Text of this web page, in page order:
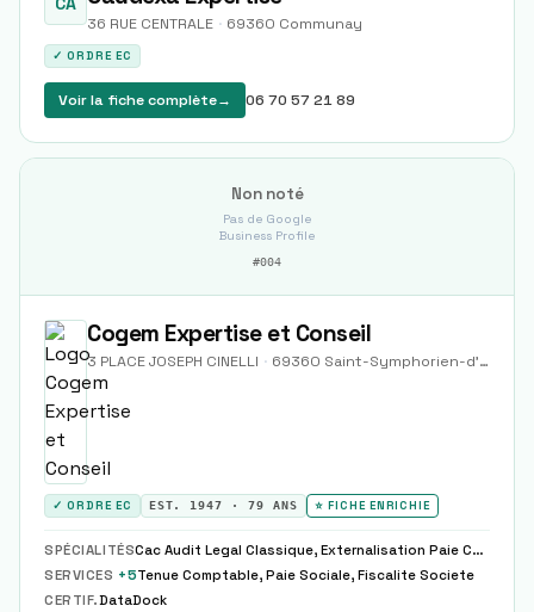
36 RUE CENTRALE · 69360 Communay
✓ ORDRE EC
Voir la fiche complète→ 06 70 57 21 89
Non noté
Pas de Google
Business Profile
#004
Cogem Expertise et Conseil
3 PLACE JOSEPH CINELLI · 69360 Saint-Symphorien-d'Ozon
✓ ORDRE EC EST. 1947 ·79 ANS ⭐ FICHE ENRICHIE
SPÉCIALITÉS
Cac Audit Legal Classique, Externalisation Paie Complete Partielle Modele
SERVICES +5Tenue Comptable, Paie Sociale, Fiscalite Societe
CERTIF.DataDock